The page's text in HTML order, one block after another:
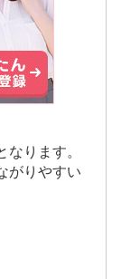
ります。
がりやすい